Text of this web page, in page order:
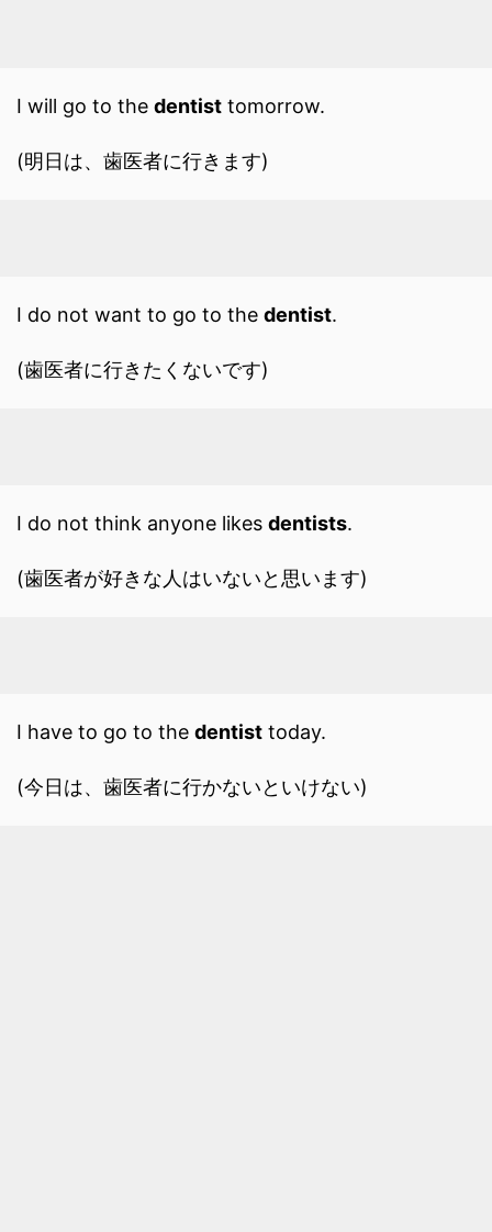
I will go to the dentist tomorrow.
(明日は、歯医者に行きます)
I do not want to go to the dentist.
(歯医者に行きたくないです)
I do not think anyone likes dentists.
(歯医者が好きな人はいないと思います)
I have to go to the dentist today.
(今日は、歯医者に行かないといけない)